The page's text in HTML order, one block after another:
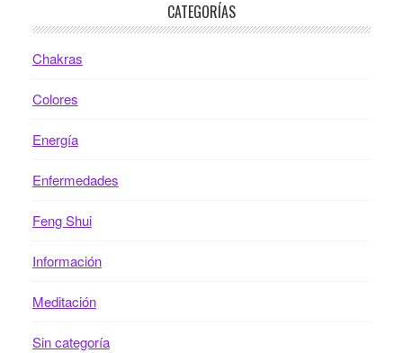
CATEGORÍAS
Chakras
Colores
Energía
Enfermedades
Feng Shui
Información
Meditación
Sin categoría